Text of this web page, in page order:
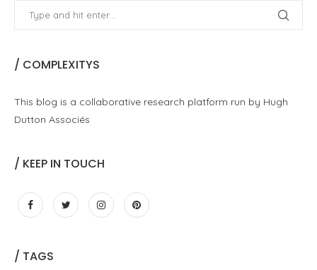
/ COMPLEXITYS
This blog is a collaborative research platform run by Hugh
Dutton Associés
/ KEEP IN TOUCH
/ TAGS